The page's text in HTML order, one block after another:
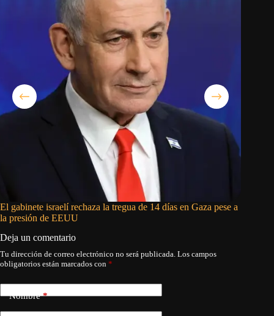
El gabinete israelí rechaza la tregua de 14 días en Gaza pese a
la presión de EEUU
Deja un comentario
Tu dirección de correo electrónico no será publicada. Los campos
obligatorios están marcados con *
Nombre*